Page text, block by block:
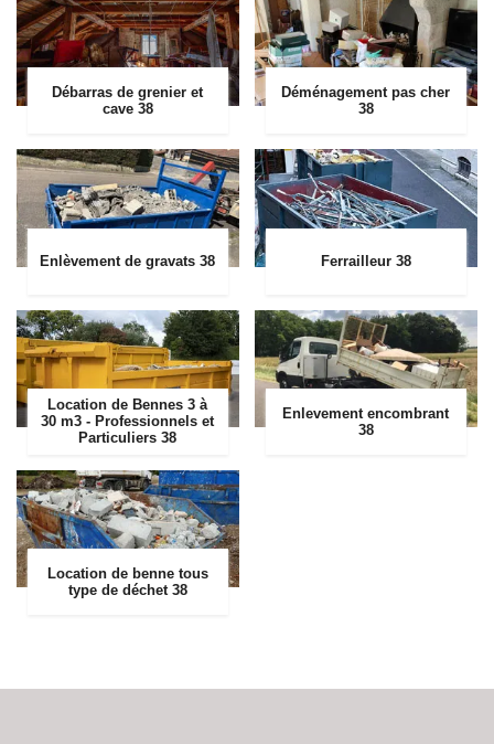
Débarras de grenier et
cave 38
Déménagement pas cher
38
Enlèvement de gravats 38 Ferrailleur 38
Location de Bennes 3 à
30 m3 - Professionnels et
Particuliers 38
Enlevement encombrant
38
Location de benne tous
type de déchet 38